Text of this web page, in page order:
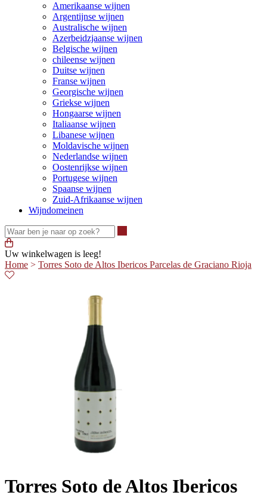
Amerikaanse wijnen
Argentijnse wijnen
Australische wijnen
Azerbeidzjaanse wijnen
Belgische wijnen
chileense wijnen
Duitse wijnen
Franse wijnen
Georgische wijnen
Griekse wijnen
Hongaarse wijnen
Italiaanse wijnen
Libanese wijnen
Moldavische wijnen
Nederlandse wijnen
Oostenrijkse wijnen
Portugese wijnen
Spaanse wijnen
Zuid-Afrikaanse wijnen
Wijndomeinen
Uw winkelwagen is leeg!
Home > Torres Soto de Altos Ibericos Parcelas de Graciano Rioja
Torres Soto de Altos Ibericos